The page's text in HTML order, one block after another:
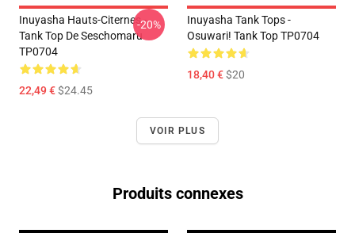
Inuyasha Hauts-Citernes -
Tank Top De Seschomaru
TP0704
22,49 €$24.45
-20%
Inuyasha Tank Tops -
Osuwari! Tank Top TP0704
18,40 €$20
VOIR PLUS
Produits connexes